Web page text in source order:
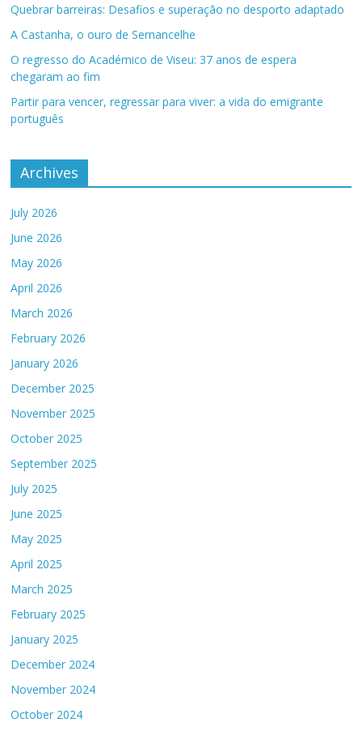
Quebrar barreiras: Desafios e superação no desporto adaptado
A Castanha, o ouro de Sernancelhe
O regresso do Académico de Viseu: 37 anos de espera
chegaram ao fim
Partir para vencer, regressar para viver: a vida do emigrante
português
Archives
July 2026
June 2026
May 2026
April 2026
March 2026
February 2026
January 2026
December 2025
November 2025
October 2025
September 2025
July 2025
June 2025
May 2025
April 2025
March 2025
February 2025
January 2025
December 2024
November 2024
October 2024